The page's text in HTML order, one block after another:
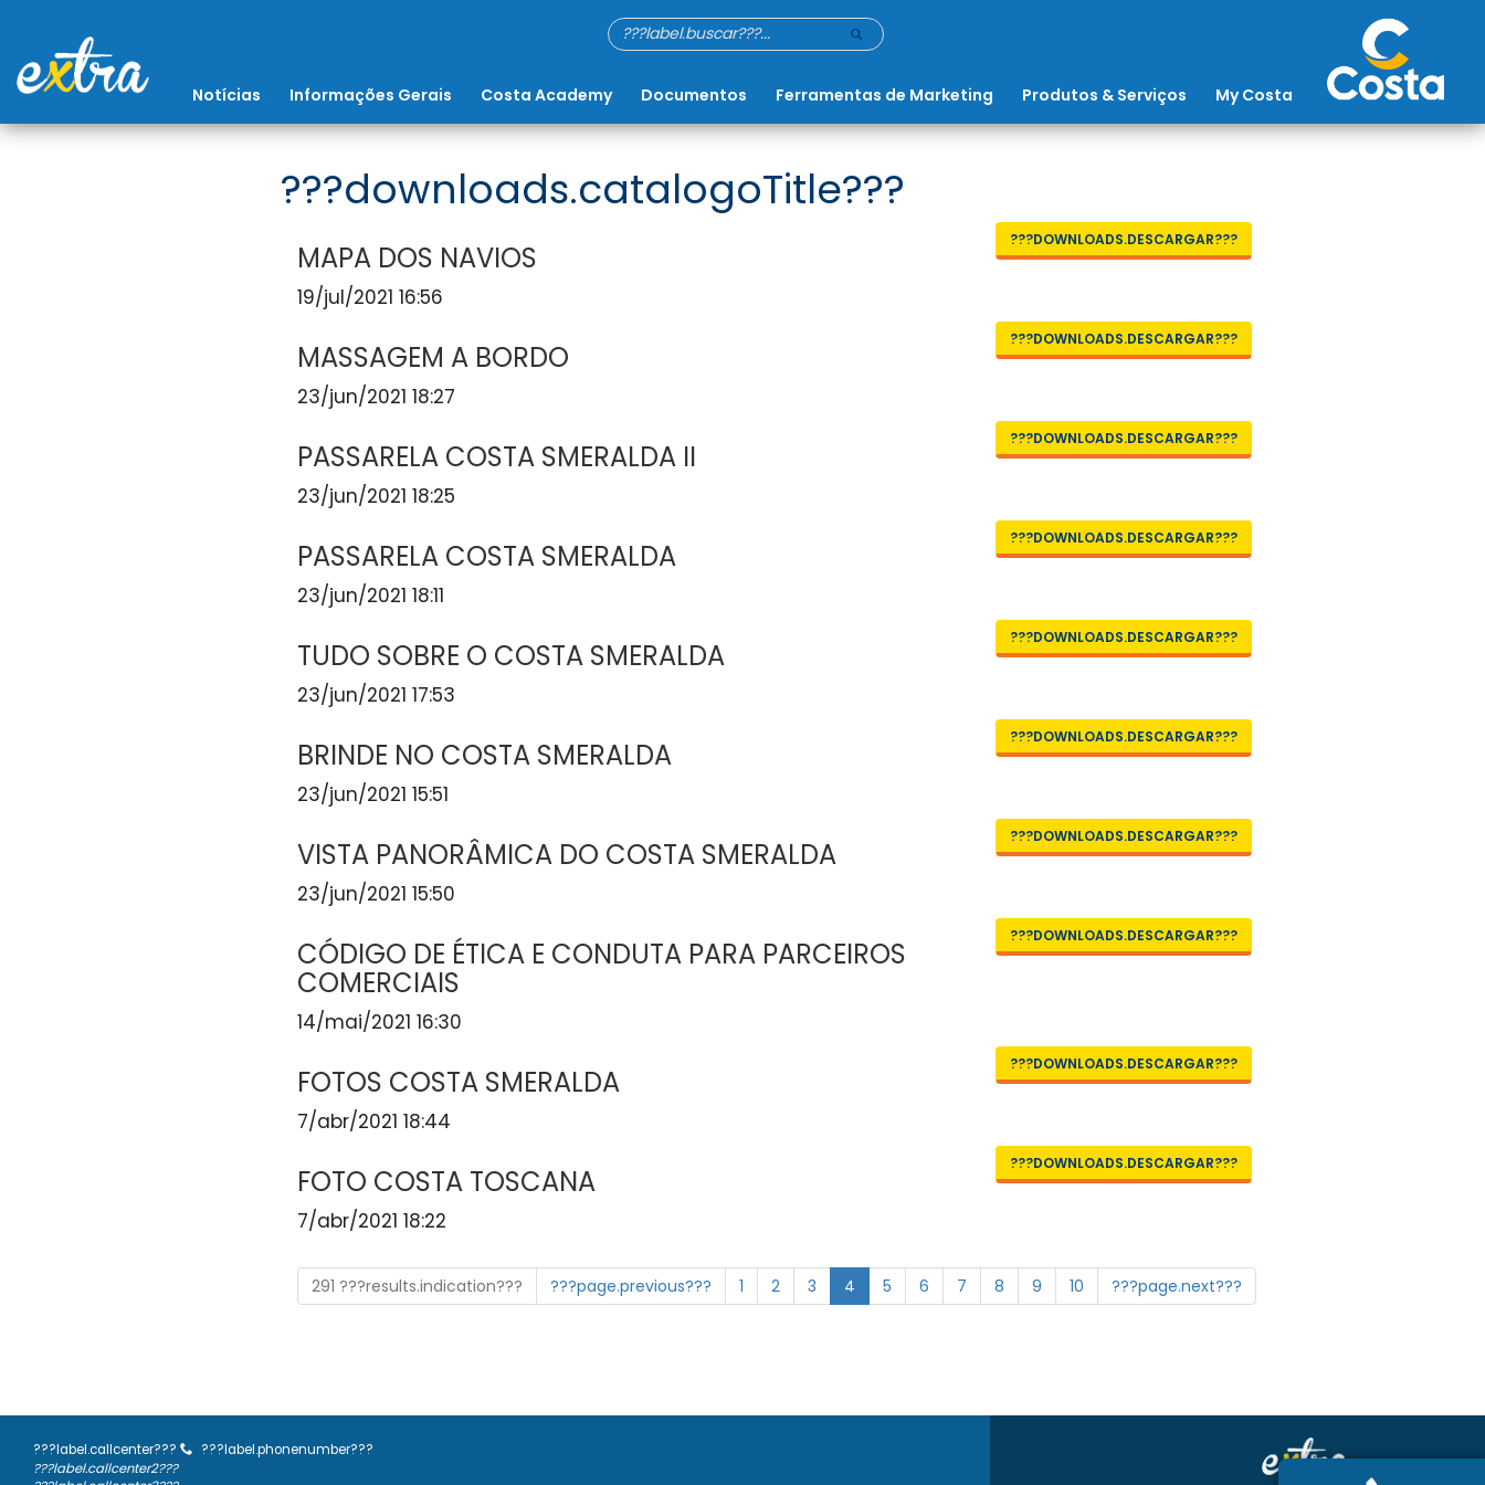
Notícias Informações Gerais Costa Academy Documentos Ferramentas de Marketing Produtos & Serviços My Costa
???downloads.catalogoTitle???
MAPA DOS NAVIOS
19/jul/2021 16:56
???DOWNLOADS.DESCARGAR???
MASSAGEM A BORDO
23/jun/2021 18:27
???DOWNLOADS.DESCARGAR???
PASSARELA COSTA SMERALDA II
23/jun/2021 18:25
???DOWNLOADS.DESCARGAR???
PASSARELA COSTA SMERALDA
23/jun/2021 18:11
???DOWNLOADS.DESCARGAR???
TUDO SOBRE O COSTA SMERALDA
23/jun/2021 17:53
???DOWNLOADS.DESCARGAR???
BRINDE NO COSTA SMERALDA
23/jun/2021 15:51
???DOWNLOADS.DESCARGAR???
VISTA PANORÂMICA DO COSTA SMERALDA
23/jun/2021 15:50
???DOWNLOADS.DESCARGAR???
CÓDIGO DE ÉTICA E CONDUTA PARA PARCEIROS
COMERCIAIS
14/mai/2021 16:30
???DOWNLOADS.DESCARGAR???
FOTOS COSTA SMERALDA
7/abr/2021 18:44
???DOWNLOADS.DESCARGAR???
FOTO COSTA TOSCANA
7/abr/2021 18:22
???DOWNLOADS.DESCARGAR???
291 ???results.indication??? ???page.previous??? 1 2 3 4 5 6 7 8 9 10 ???page.next???
???label.callcenter???
???label.phonenumber???
???label.callcenter2???